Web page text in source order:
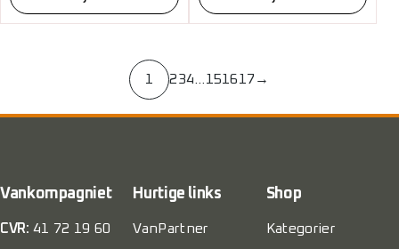
1 234 151617 →
Vankompagniet
CVR: 41 72 19 60
Hurtige links
VanPartner
Shop
Kategorier